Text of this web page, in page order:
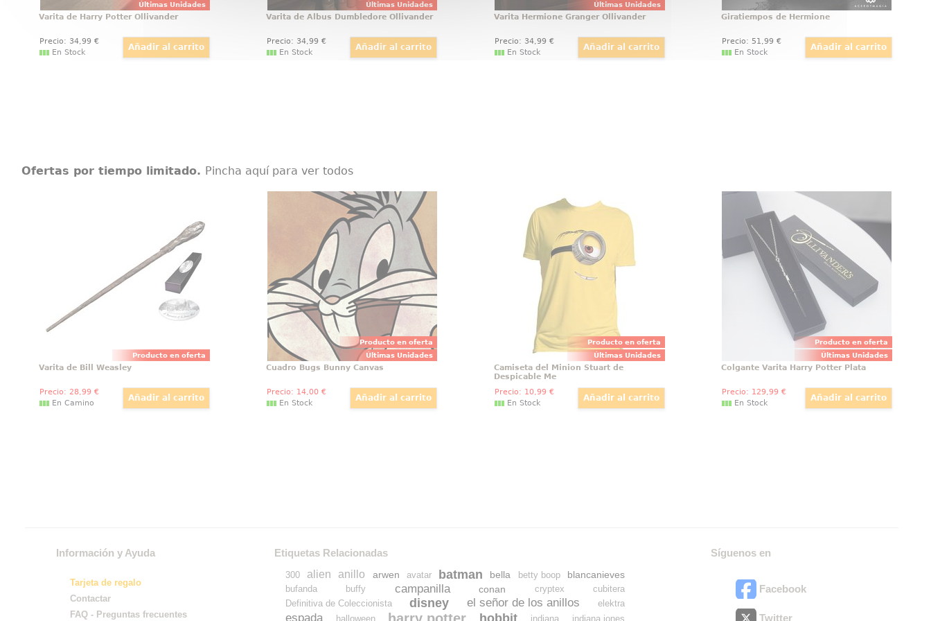
Últimas Unidades
Varita de Harry Potter Ollivander
Precio: 34,99 €
En Stock
Últimas Unidades
Varita de Albus Dumbledore Ollivander
Precio: 34,99 €
En Stock
Últimas Unidades
Varita Hermione Granger Ollivander
Precio: 34,99 €
En Stock
Giratiempos de Hermione
Precio: 51,99 €
En Stock
Ofertas por tiempo limitado. Pincha aquí para ver todos
Producto en oferta
Harry Potter con la auténtica
Varita de Bill Weasley en su
edición de personaje! Esta réplica
1/1, tal como se ve en las
películas de Harry Potter, ha sido
pintada a mano con esmero para
capturar
Varita de Bill Weasley
Precio: 28,99 €
En Camino
Producto en oferta
Últimas Unidades
Cuadro Bugs Bunny Canvas
Lienzo realizado en tela de Bugs
Bunny de los Looney Tunes, el
lienzo tiene un tamaño
aproximado de 30 x 30 cm.
Cuadro Bugs Bunny Canvas
Precio: 14,00 €
En Stock
Producto en oferta
Últimas Unidades
Camiseta del Minion Stuart de
Despicable Me
Simpática camiseta de Stuart uno
de los Minions perteneciente a la
saga de películas de Gru: Mi
Villano Favorito.
Camiseta del Minion Stuart de
Despicable Me
Precio: 10,99 €
En Stock
Producto en oferta
Últimas Unidades
Colgante Varita Harry Potter Plata
Lleva la magia de Hogwarts
siempre contigo con este colgante
de la varita de Harry Potter con
una longitud aproximada de 12
cm. Este colgante se acompaña
de un collar de unos 85 cm.
Colgante Varita Harry Potter Plata
Precio: 129,99 €
En Stock
Información y Ayuda
Tarjeta de regalo
Contactar
FAQ - Preguntas frecuentes
Etiquetas Relacionadas
300 alien anillo arwen avatar batman bella betty boop blancanieves
bufanda buffy campanilla conan cryptex
cubitera
Definitiva de Coleccionista
disney el señor de los anillos elektra
espada halloween hobbit indiana indiana jones
Síguenos en
Facebook
Twitter